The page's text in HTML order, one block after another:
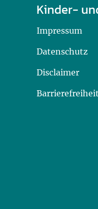
Kinder-
Impressum
Datenschutz
Disclaimer
Barrierefreiheit